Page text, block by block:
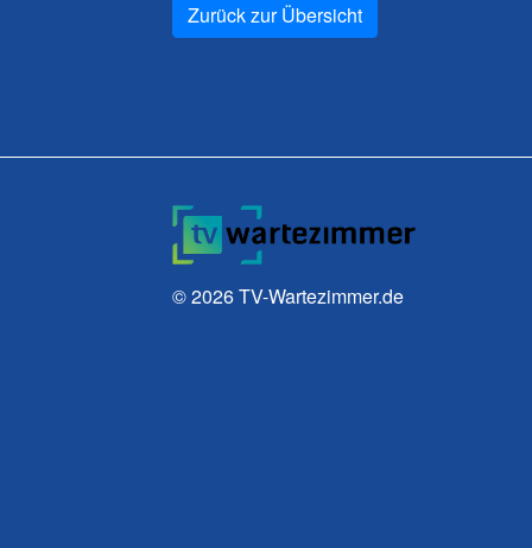
Zurück zur Übersicht
© 2026TV-Wartezimmer.de